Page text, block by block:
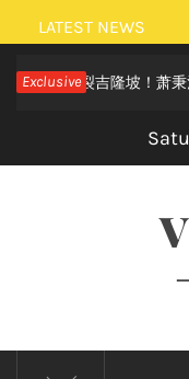
Skip
to
content
LATEST NEWS
Exclusive
滚狂欢炸裂吉隆坡！萧秉